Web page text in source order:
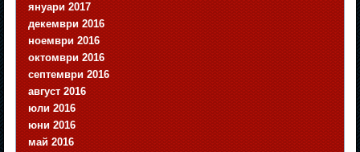
януари 2017
декември 2016
ноември 2016
октомври 2016
септември 2016
август 2016
юли 2016
юни 2016
май 2016